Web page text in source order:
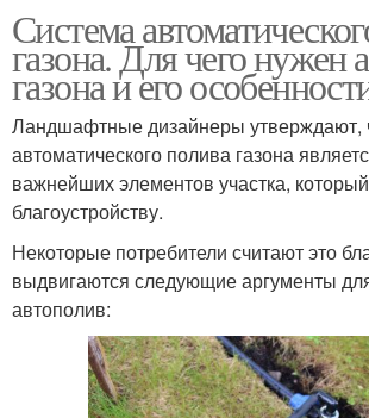
Система
газона. Для чего нужен
газона и его
Ландшафтные дизайнеры утверждают,
автоматического полива газона
важнейших элементов участка,
благоустройству.
Некоторые потребители считают это
выдвигаются следующие аргументы
автополив: